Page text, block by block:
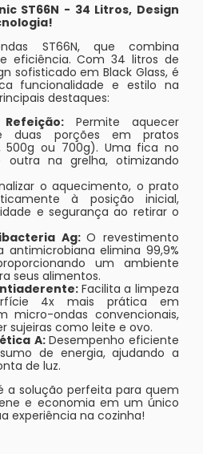
ST66N - 34 Litros, Design
ST66N, que combina
eficiência. Com 34 litros de
sofisticado em Black Glass, é
funcionalidade e estilo na
destaques:
Permite aquecer
duas porções em pratos
500g ou 700g). Uma fica no
na grelha, otimizando
o aquecimento, o prato
à posição inicial,
e segurança ao retirar o
Ag:O revestimento
elimina 99,9%
um ambiente
seus alimentos.
Facilita a limpeza
4x mais prática em
micro-ondas convencionais,
sujeiras como leite e ovo.
A: Desempenho eficiente
de energia, ajudando a
de luz.
a solução perfeita para quem
e economia em um único
experiência na cozinha!